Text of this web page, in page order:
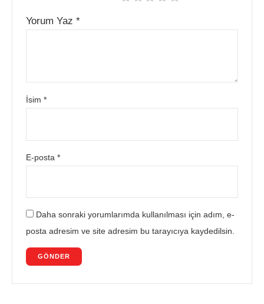
Yorum Yaz*
İsim*
E-posta*
Daha sonraki yorumlarımda kullanılması için adım, e-
posta adresim ve site adresim bu tarayıcıya kaydedilsin.